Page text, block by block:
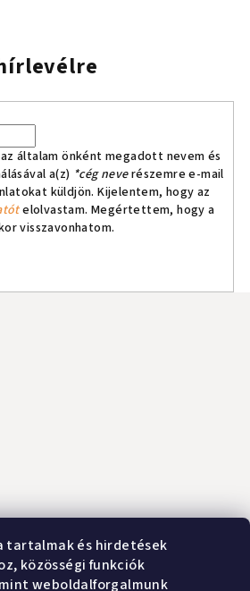
tartalmak és hirdetések
közösségi funkciók
weboldalforgalmunk
általam önként megadott nevem és
a(z) *cég neverészemre e-mail
küldjön. Kijelentem, hogy az
elolvastam. Megértettem, hogy a
visszavonhatom.